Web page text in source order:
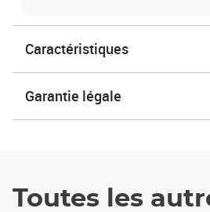
Caractéristiques
Garantie légale
Toutes les